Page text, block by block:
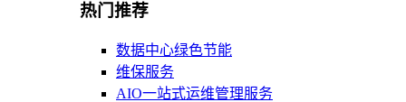
热门推荐
数据中心绿色节能
维保服务
AIO一站式运维管理服务